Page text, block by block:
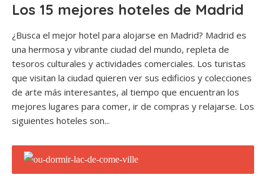
Los 15 mejores hoteles de Madrid
¿Busca el mejor hotel para alojarse en Madrid? Madrid es
una hermosa y vibrante ciudad del mundo, repleta de
tesoros culturales y actividades comerciales. Los turistas
que visitan la ciudad quieren ver sus edificios y colecciones
de arte más interesantes, al tiempo que encuentran los
mejores lugares para comer, ir de compras y relajarse. Los
siguientes hoteles son...